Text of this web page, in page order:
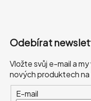
Odebírat
Vložte svůj e-mail a
nových produktech
E-mail